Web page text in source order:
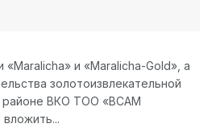
и «Maralicha-Gold», а
золотоизвлекательной
районе ВКО ТОО «ВСАМ